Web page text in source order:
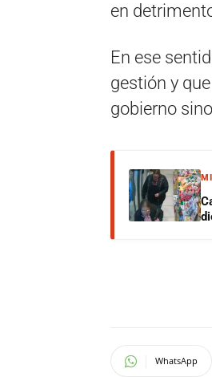
en
En ese
gestión y
gobierno
WhatsApp